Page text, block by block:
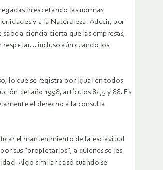
irrespetando las normas
y a la Naturaleza. Aducir, por
a ciencia cierta que las empresas,
respetar… incluso aún cuando los
lo que se registra por igual en todos
del año 1998, artículos 84,5 y 88. Es
el derecho a la consulta
el mantenimiento de la esclavitud
sus “propietarios”, a quienes se les
Algo similar pasó cuando se